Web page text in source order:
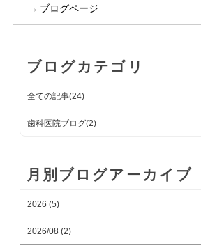
ブログページ
ブログカテゴリ
全ての記事(24)
歯科医院ブログ(2)
月別ブログアーカイブ
2026 (5)
2026/08 (2)